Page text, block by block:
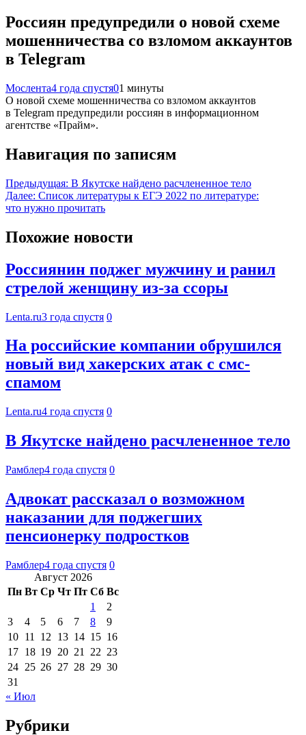
Россиян предупредили о новой схеме
мошенничества со взломом аккаунтов
в Telegram
Мослента4 года спустя01 минуты
О новой схеме мошенничества со взломом аккаунтов
в Telegram предупредили россиян в информационном
агентстве «Прайм».
Навигация по записям
Предыдущая: В Якутске найдено расчлененное тело
Далее: Список литературы к ЕГЭ 2022 по литературе:
что нужно прочитать
Похожие новости
Россиянин поджег мужчину и ранил
стрелой женщину из-за ссоры
Lenta.ru3 года спустя 0
На российские компании обрушился
новый вид хакерских атак с смс-
спамом
Lenta.ru4 года спустя 0
В Якутске найдено расчлененное тело
Рамблер4 года спустя 0
Адвокат рассказал о возможном
наказании для поджегших
пенсионерку подростков
Рамблер4 года спустя 0
Август 2026
Пн Вт Ср Чт Пт Сб Вс
1
2
3
4 5 6 7 8
9
10 11 12 13 14 15 16
17 18 19 20 21 22 23
24 25 26 27 28 29 30
31
« Июл
Рубрики